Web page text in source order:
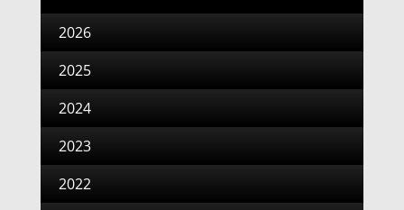
2026
2025
2024
2023
2022